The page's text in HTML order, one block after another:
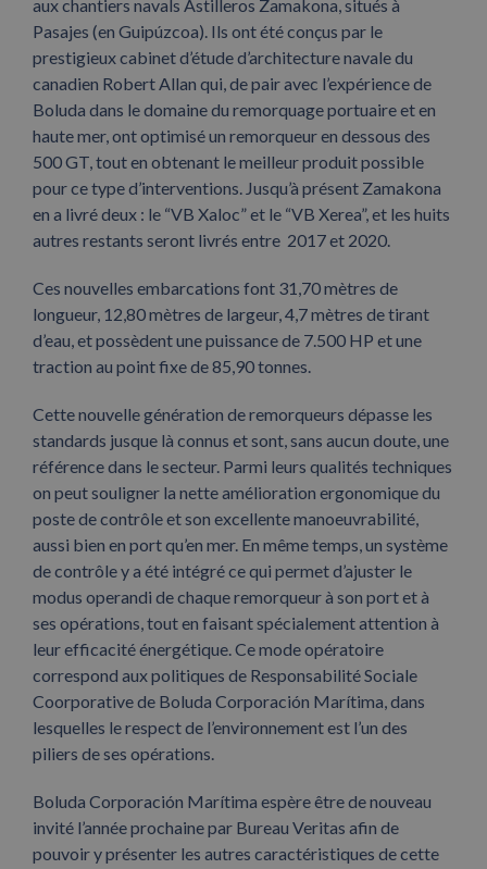
aux chantiers navals Astilleros Zamakona, situés à
Pasajes (en Guipúzcoa). Ils ont été conçus par le
prestigieux cabinet d’étude d’architecture navale du
canadien Robert Allan qui, de pair avec l’expérience de
Boluda dans le domaine du remorquage portuaire et en
haute mer, ont optimisé un remorqueur en dessous des
500 GT, tout en obtenant le meilleur produit possible
pour ce type d’interventions. Jusqu’à présent Zamakona
en a livré deux : le “VB Xaloc” et le “VB Xerea”, et les huits
autres restants seront livrés entre 2017 et 2020.
Ces nouvelles embarcations font 31,70 mètres de
longueur, 12,80 mètres de largeur, 4,7 mètres de tirant
d’eau, et possèdent une puissance de 7.500 HP et une
traction au point fixe de 85,90 tonnes.
Cette nouvelle génération de remorqueurs dépasse les
standards jusque là connus et sont, sans aucun doute, une
référence dans le secteur. Parmi leurs qualités techniques
on peut souligner la nette amélioration ergonomique du
poste de contrôle et son excellente manoeuvrabilité,
aussi bien en port qu’en mer. En même temps, un système
de contrôle y a été intégré ce qui permet d’ajuster le
modus operandi de chaque remorqueur à son port et à
ses opérations, tout en faisant spécialement attention à
leur efficacité énergétique. Ce mode opératoire
correspond aux politiques de Responsabilité Sociale
Coorporative de Boluda Corporación Marítima, dans
lesquelles le respect de l’environnement est l’un des
piliers de ses opérations.
Boluda Corporación Marítima espère être de nouveau
invité l’année prochaine par Bureau Veritas afin de
pouvoir y présenter les autres caractéristiques de cette